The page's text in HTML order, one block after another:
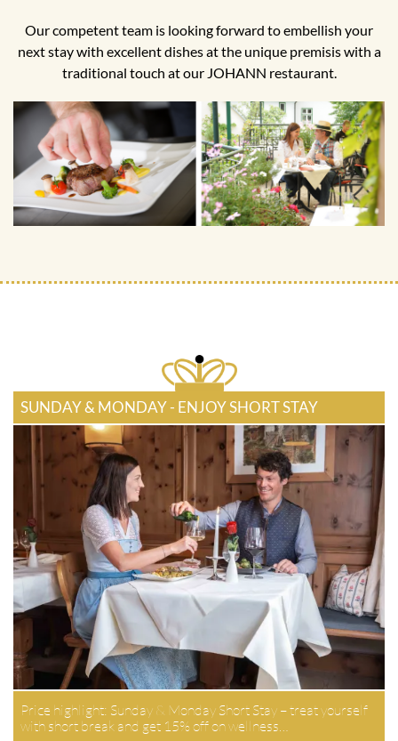
Our competent team is looking forward to embellish your
next stay with excellent dishes at the unique premisis with a
traditional touch at our JOHANN restaurant.
SUNDAY & MONDAY - ENJOY SHORT STAY
Price highlight: Sunday & Monday Short Stay – treat yourself
with short break and get 15% off on wellness…